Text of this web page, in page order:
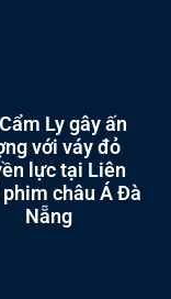
Ly gây ấn
với váy đỏ
lực tại Liên
phim châu Á Đà
Nẵng